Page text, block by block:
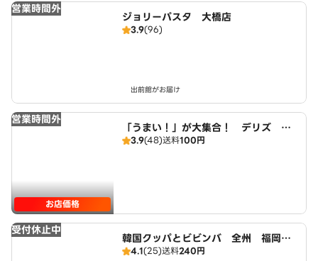
営業時間外
ジョリーパスタ 大橋店
3.9(96)
出前館がお届け
営業時間外
お店価格
「うまい！」が大集合！ デリズ 大
橋店
3.9(48)送料100円
受付休止中
韓国クッパとビビンバ 全州 福岡南
店4.1(25)送料240円